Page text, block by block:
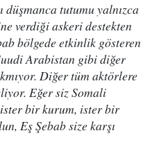
düşmanca tutumu yalnızca
verdiği askeri destekten
bölgede etkinlik gösteren
Arabistan gibi diğer
Diğer tüm aktörlere
Eğer siz Somali
bir kurum, ister bir
Eş Şebab size karşı